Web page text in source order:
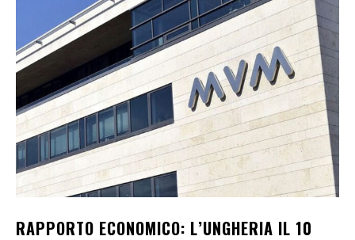
RAPPORTO ECONOMICO: L’UNGHERIA IL 10